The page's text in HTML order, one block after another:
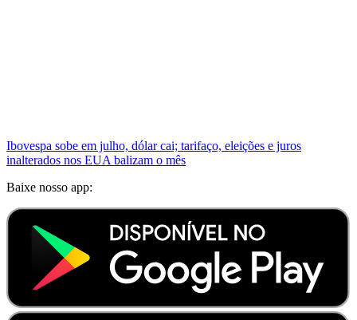
Ibovespa sobe em julho, dólar cai; tarifaço, eleições e juros
inalterados nos EUA balizam o mês
Baixe nosso app: